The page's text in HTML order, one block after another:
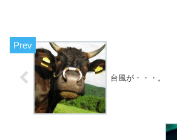
台風が・・・。